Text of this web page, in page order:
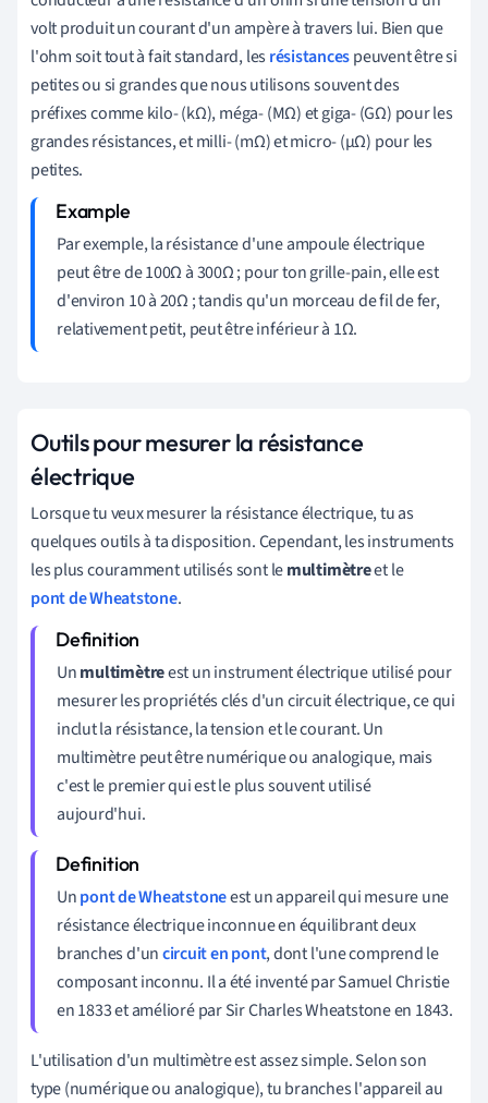
volt produit un courant d'un ampère à travers lui. Bien que
l'ohm soit tout à fait standard, lesrésistancespeuvent être si
petites ou si grandes que nous utilisons souvent des
préfixes comme kilo- (kΩ), méga- (MΩ) et giga- (GΩ) pour les
grandes résistances, et milli- (mΩ) et micro- (µΩ) pour les
petites.
Par exemple, la résistance d'une ampoule électrique
peut être de 100Ω à 300Ω ; pour ton grille-pain, elle est
d'environ 10 à 20Ω ; tandis qu'un morceau de fil de fer,
relativement petit, peut être inférieur à 1Ω.
Outils pour mesurer la résistance
électrique
Lorsque tu veux mesurer la résistance électrique, tu as
quelques outils à ta disposition. Cependant, les instruments
les plus couramment utilisés sont lemultimètreet le
pont de Wheatstone.
Unmultimètreest un instrument électrique utilisé pour
mesurer les propriétés clés d'un circuit électrique, ce qui
inclut la résistance, la tension et le courant. Un
multimètre peut être numérique ou analogique, mais
c'est le premier qui est le plus souvent utilisé
aujourd'hui.
Unpont de Wheatstoneest un appareil qui mesure une
résistance électrique inconnue en équilibrant deux
branches d'uncircuit en pont, dont l'une comprend le
composant inconnu. Il a été inventé par Samuel Christie
en 1833 et amélioré par Sir Charles Wheatstone en 1843.
L'utilisation d'un multimètre est assez simple. Selon son
type (numérique ou analogique), tu branches l'appareil au